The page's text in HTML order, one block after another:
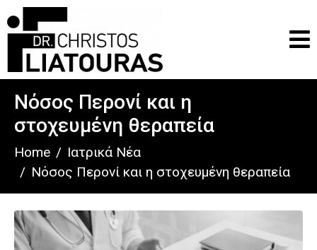
Νόσος Περονί και η
στοχευμένη θεραπεία
Home
Ιατρικά Νέα
Νόσος Περονί και η στοχευμένη θεραπεία